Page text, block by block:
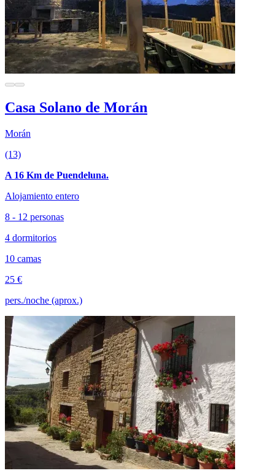
Casa Solano de Morán
Morán
(13)
A 16 Km de Puendeluna.
Alojamiento entero
8 - 12 personas
4 dormitorios
10 camas
25 €
pers./noche (aprox.)